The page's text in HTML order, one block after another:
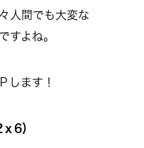
人間でも大変な
すよね。
します！
6）